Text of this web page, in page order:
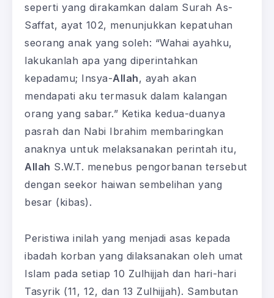
seperti yang dirakamkan dalam Surah As-
Saffat, ayat 102, menunjukkan kepatuhan
seorang anak yang soleh: “Wahai ayahku,
lakukanlah apa yang diperintahkan
kepadamu; Insya-Allah, ayah akan
mendapati aku termasuk dalam kalangan
orang yang sabar.” Ketika kedua-duanya
pasrah dan Nabi Ibrahim membaringkan
anaknya untuk melaksanakan perintah itu,
Allah S.W.T. menebus pengorbanan tersebut
dengan seekor haiwan sembelihan yang
besar (kibas).
Peristiwa inilah yang menjadi asas kepada
ibadah korban yang dilaksanakan oleh umat
Islam pada setiap 10 Zulhijjah dan hari-hari
Tasyrik (11, 12, dan 13 Zulhijjah). Sambutan